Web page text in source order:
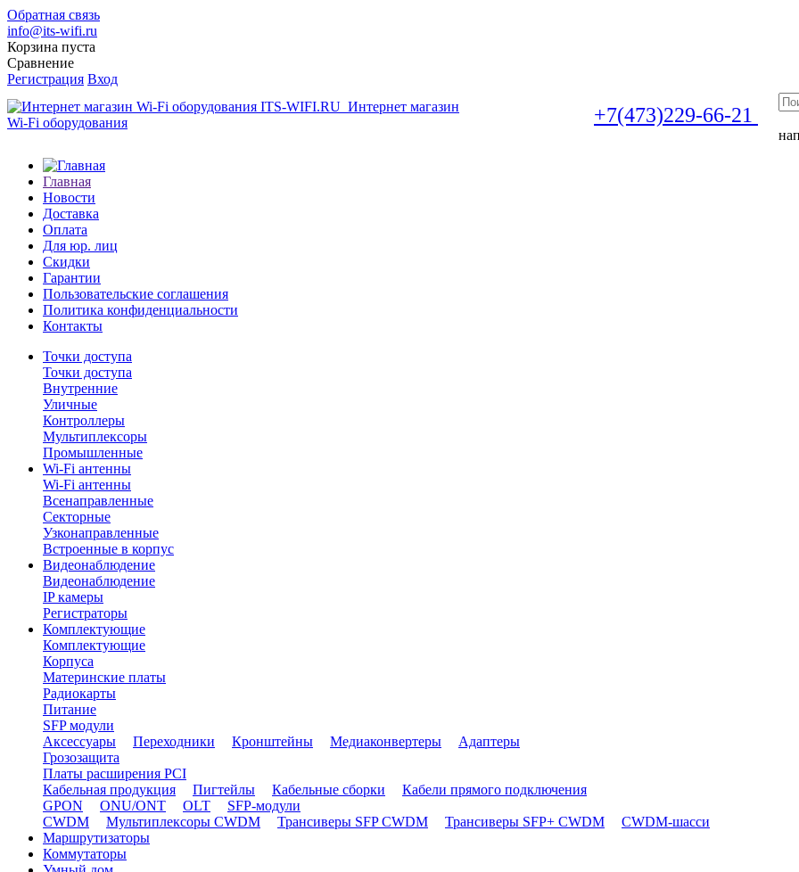
Обратная связь
info@its-wifi.ru
Корзина пуста
Сравнение
Регистрация Вход
Интернет магазин
Wi-Fi оборудования
+7(473)229-66-21
Главная
Новости
Доставка
Оплата
Для юр. лиц
Скидки
Гарантии
Пользовательские соглашения
Политика конфиденциальности
Контакты
Точки доступа
Точки доступа
Внутренние
Уличные
Контроллеры
Мультиплексоры
Промышленные
Wi-Fi антенны
Wi-Fi антенны
Всенаправленные
Секторные
Узконаправленные
Встроенные в корпус
Видеонаблюдение
Видеонаблюдение
IP камеры
Регистраторы
Комплектующие
Комплектующие
Корпуса
Материнские платы
Радиокарты
Питание
SFP модули
Аксессуары
Переходники Кронштейны Медиаконвертеры
Адаптеры
Грозозащита
Платы расширения PCI
Кабельная продукция
Пигтейлы Кабельные сборки
Кабели прямого подключения
GPON
ONU/ONT OLT
SFP-модули
CWDM
Мультиплексоры CWDM Трансиверы SFP CWDM Трансиверы SFP+ CWDM
CWDM-шасси
Маршрутизаторы
Коммутаторы